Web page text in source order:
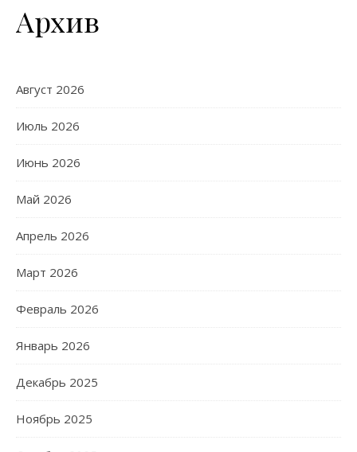
Архив
Август 2026
Июль 2026
Июнь 2026
Май 2026
Апрель 2026
Март 2026
Февраль 2026
Январь 2026
Декабрь 2025
Ноябрь 2025